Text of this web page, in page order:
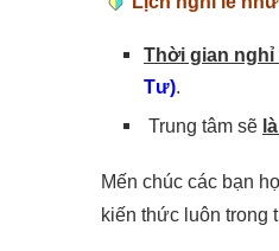
Thời gian nghỉ
Tư).
Trung tâm sẽ
Mến chúc các bạn
kiến thức luôn trong